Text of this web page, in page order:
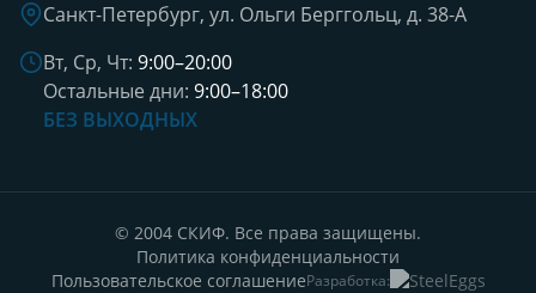
Санкт-Петербург, ул. Ольги Берггольц, д. 38-А
Вт, Ср, Чт: 9:00–20:00
Остальные дни: 9:00–18:00
БЕЗ ВЫХОДНЫХ
© 2004 СКИФ. Все права защищены.
Политика конфиденциальности
Пользовательское соглашениеРазработка: